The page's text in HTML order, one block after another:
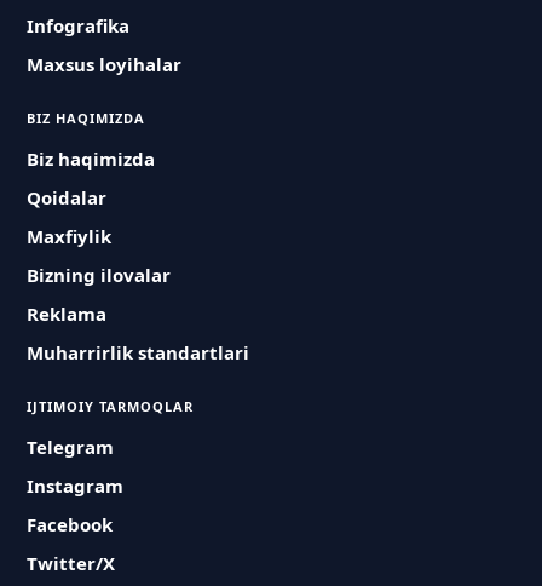
Infografika
Maxsus loyihalar
BIZ HAQIMIZDA
Biz haqimizda
Qoidalar
Maxfiylik
Bizning ilovalar
Reklama
Muharrirlik standartlari
IJTIMOIY TARMOQLAR
Telegram
Instagram
Facebook
Twitter/X